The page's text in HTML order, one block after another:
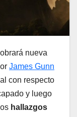
nueva
James Gunn
con respecto
y luego
hallazgos